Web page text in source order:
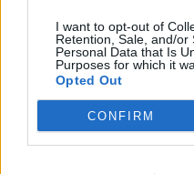
I want to opt-out of
Retention, Sale, and/or
Personal Data that Is
Purposes for which it
Opted Out
CONFIRM
Aktuelt
28 børn starter i
Lokalredaktionen